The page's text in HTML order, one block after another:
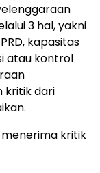
3 hal, yakni
kapasitas
atau kontrol
kritik dari
menerima kritik